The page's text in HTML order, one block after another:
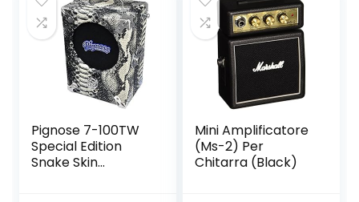
Pignose 7-100TW
Special Edition
Snake Skin
Mini Amplificatore
(Ms-2) Per
Chitarra (Black)